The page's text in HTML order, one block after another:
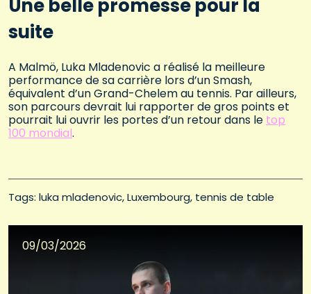
Une belle promesse pour la
suite
A Malmö, Luka Mladenovic a réalisé la meilleure
performance de sa carrière lors d’un Smash,
équivalent d’un Grand-Chelem au tennis. Par ailleurs,
son parcours devrait lui rapporter de gros points et
pourrait lui ouvrir les portes d’un retour dans le top
100 mondial.
Tags: luka mladenovic Luxembourg tennis de table
09/03/2026